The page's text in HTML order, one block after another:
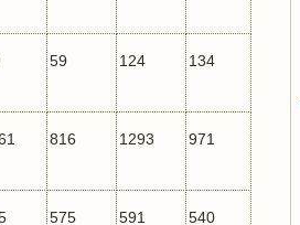
59 124 134
816 1293 971
575 591 540